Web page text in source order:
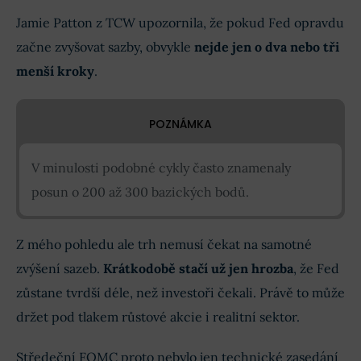
Jamie Patton z TCW upozornila, že pokud Fed opravdu
začne zvyšovat sazby, obvykle nejde jen o dva nebo tři
menší kroky.
POZNÁMKA
V minulosti podobné cykly často znamenaly
posun o 200 až 300 bazických bodů.
Z mého pohledu ale trh nemusí čekat na samotné
zvýšení sazeb. Krátkodobě stačí už jen hrozba, že Fed
zůstane tvrdší déle, než investoři čekali. Právě to může
držet pod tlakem růstové akcie i realitní sektor.
Středeční FOMC proto nebylo jen technické zasedání